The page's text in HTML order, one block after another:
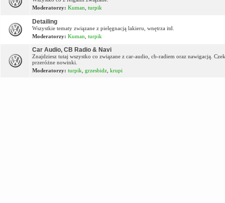
Moderatorzy: Kuman turpik
Detailing
Wszystkie tematy związane z pielęgnacją lakieru, wnętrza itd.
Moderatorzy: Kuman turpik
Car Audio, CB Radio & Navi
Znajdziesz tutaj wszystko co związane z car-audio, cb-radiem oraz nawigacją.
przeróżne nowinki.
Moderatorzy: turpik grzesbidz krupi